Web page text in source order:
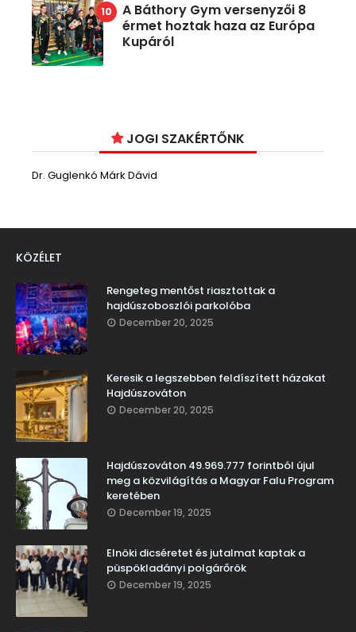
A Báthory Gym versenyzői 8
érmet hoztak haza az Európa
Kupáról
JOGI SZAKÉRTŐNK
Dr. Guglenkó Márk Dávid
KÖZÉLET
Rengeteg mentőst riasztottak a
hajdúszoboszlói parkolóba
December 20, 2025
Keresik a legszebben feldíszített házakat
Hajdúszováton
December 20, 2025
Hajdúszováton 49.969.777 forintból újul
meg a közvilágítás a Magyar Falu Program
keretében
December 19, 2025
Elnöki dicséretet és jutalmat kaptak a
püspökladányi polgárőrök
December 19, 2025